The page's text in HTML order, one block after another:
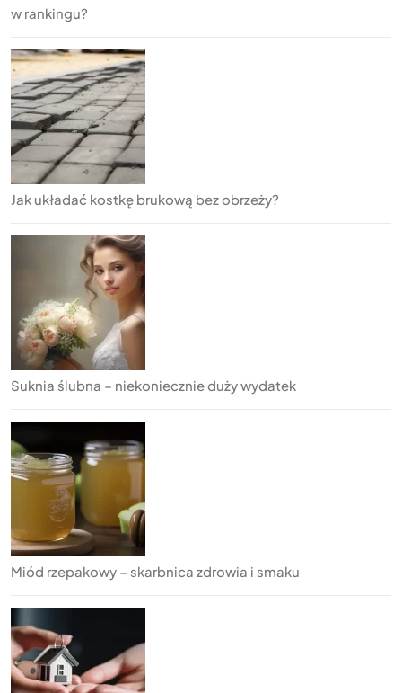
w rankingu?
Jak układać kostkę brukową bez obrzeży?
Suknia ślubna – niekoniecznie duży wydatek
Miód rzepakowy – skarbnica zdrowia i smaku